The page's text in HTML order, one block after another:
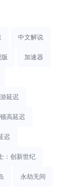
中文解说
版 加速器
延迟
高延迟
迟
：创新世纪
永劫无间